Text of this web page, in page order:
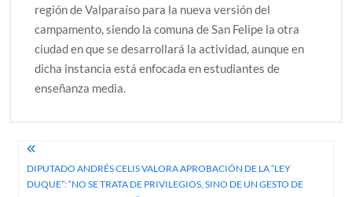
región de Valparaíso para la nueva versión del
campamento, siendo la comuna de San Felipe la otra
ciudad en que se desarrollará la actividad, aunque en
dicha instancia está enfocada en estudiantes de
enseñanza media.
Navegación
de
DIPUTADO ANDRÉS CELIS VALORA APROBACIÓN DE LA “LEY
DUQUE”: “NO SE TRATA DE PRIVILEGIOS, SINO DE UN GESTO DE